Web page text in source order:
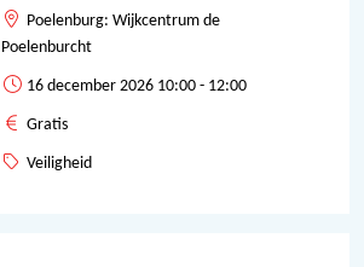
Poelenburg: Wijkcentrum de
Poelenburcht
16 december 2026 10:00 - 12:00
Gratis
Veiligheid